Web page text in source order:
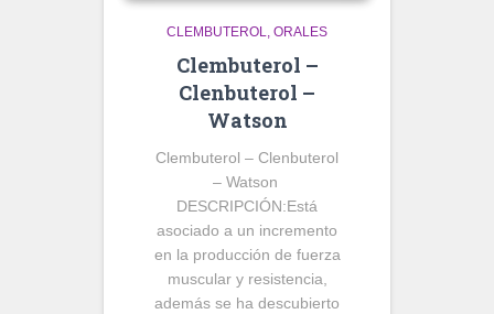
CLEMBUTEROL ORALES
Clembuterol –
Clenbuterol –
Watson
Clembuterol – Clenbuterol
– Watson
DESCRIPCIÓN:Está
asociado a un incremento
en la producción de fuerza
muscular y resistencia,
además se ha descubierto